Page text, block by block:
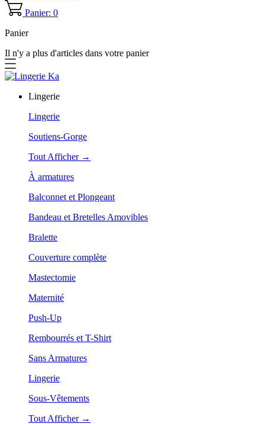
Panier: 0
Panier
Il n'y a plus d'articles dans votre panier
Lingerie
Lingerie
Soutiens-Gorge
Tout Afficher →
À armatures
Balconnet et Plongeant
Bandeau et Bretelles Amovibles
Bralette
Couverture complète
Mastectomie
Maternité
Push-Up
Rembourrés et T-Shirt
Sans Armatures
Lingerie
Sous-Vêtements
Tout Afficher →